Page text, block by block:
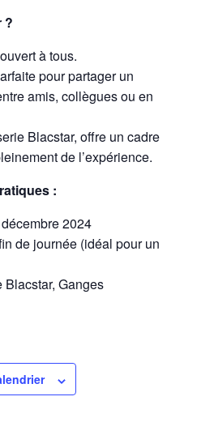
?
à tous.
pour partager un
amis, collègues ou en
Blacstar, offre un cadre
de l’expérience.
:
2024
de journée (idéal pour un
Blacstar, Ganges